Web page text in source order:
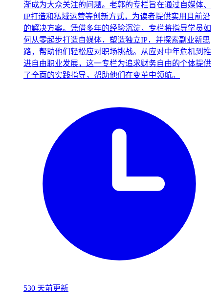
渐成为大众关注的问题。老郭的专栏旨在通过自媒体、
IP打造和私域运营等创新方式，为读者提供实用且前沿
的解决方案。凭借多年的经验沉淀，专栏将指导学员如
何从零起步打造自媒体，塑造独立IP，并探索副业新思
路，帮助他们轻松应对职场挑战。从应对中年危机到推
进自由职业发展，这一专栏为追求财务自由的个体提供
了全面的实践指导，帮助他们在变革中领航。
530 天前更新